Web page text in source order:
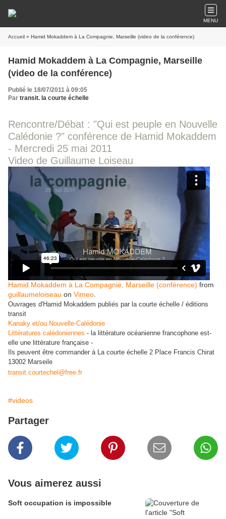
MENU
Accueil » Hamid Mokaddem à La Compagnie, Marseille (video de la conférence)
Hamid Mokaddem à La Compagnie, Marseille
(video de la conférence)
Publié le 18/07/2011 à 09:05
Par transit. la courte échelle
Rencontre/Débat : "Qui est peuple en Nouvelle
Calédonie ?" conférence de Hamid Mokaddem
- Mercredi 25 mai 2011
Video de Guillaume Loiseau
Hamid Mokaddem à La Compagnie, Marseille (conférence) from
guillaumeloiseau on Vimeo
Ouvrages d'Hamid Mokaddem publiés par la courte échelle / éditions
transit
Kanaky et/ou Nouvelle-Calédonie
Littératures calédoniennes - la littérature océanienne francophone est-
elle une littérature française -
Ils peuvent être commander à La courte échelle 2 Place Francis Chirat
13002 Marseile
transit.courtechel@free.fr
#videos
Partager
Vous aimerez aussi
Soft occupation is impossible